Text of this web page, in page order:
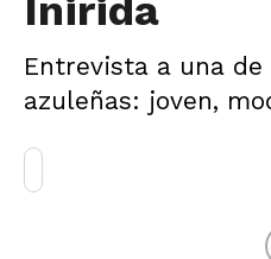
Inirida
Entrevista a una de
azuleñas: joven,